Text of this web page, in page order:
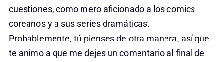
cuestiones, como mero aficionado a los comics
coreanos y a sus series dramáticas.
Probablemente, tú pienses de otra manera, así que
te animo a que me dejes un comentario al final de